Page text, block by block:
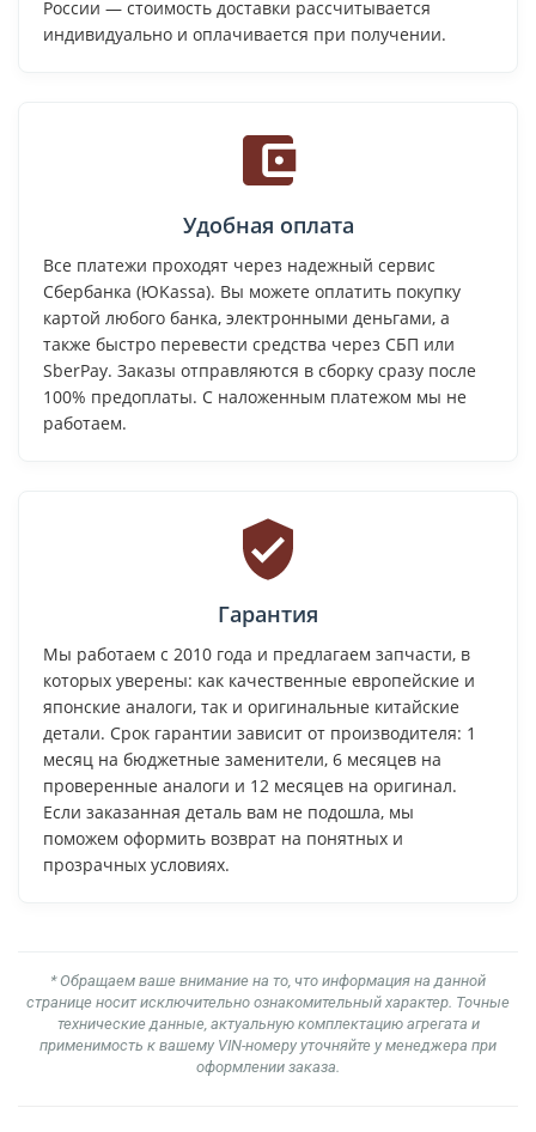
России — стоимость доставки рассчитывается
индивидуально и оплачивается при получении.
Удобная оплата
Все платежи проходят через надежный сервис
Сбербанка (ЮKassa). Вы можете оплатить покупку
картой любого банка, электронными деньгами, а
также быстро перевести средства через СБП или
SberPay. Заказы отправляются в сборку сразу после
100% предоплаты. С наложенным платежом мы не
работаем.
Гарантия
Мы работаем с 2010 года и предлагаем запчасти, в
которых уверены: как качественные европейские и
японские аналоги, так и оригинальные китайские
детали. Срок гарантии зависит от производителя: 1
месяц на бюджетные заменители, 6 месяцев на
проверенные аналоги и 12 месяцев на оригинал.
Если заказанная деталь вам не подошла, мы
поможем оформить возврат на понятных и
прозрачных условиях.
* Обращаем ваше внимание на то, что информация на данной
странице носит исключительно ознакомительный характер. Точные
технические данные, актуальную комплектацию агрегата и
применимость к вашему VIN-номеру уточняйте у менеджера при
оформлении заказа.